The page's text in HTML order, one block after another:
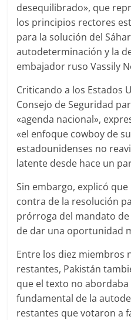
desequilibrado», que
los principios rectores
para la solución del
autodeterminación y la
embajador ruso Vassily
Criticando a los Estados
Consejo de Seguridad
«agenda nacional»,
«el enfoque cowboy de
estadounidenses no
latente desde hace un
Sin embargo, explicó
contra de la resolución
prórroga del mandato de
de dar una oportunidad
Entre los diez miembros
restantes, Pakistán
que el texto no
fundamental de la
restantes que votaron a